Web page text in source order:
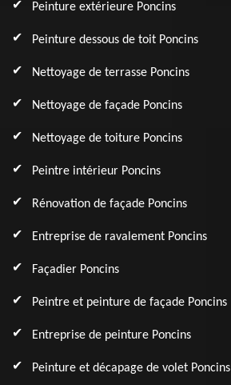
Peinture extérieure Poncins
Peinture dessous de toit Poncins
Nettoyage de terrasse Poncins
Nettoyage de façade Poncins
Nettoyage de toiture Poncins
Peintre intérieur Poncins
Rénovation de façade Poncins
Entreprise de ravalement Poncins
Façadier Poncins
Peintre et peinture de façade Poncins
Entreprise de peinture Poncins
Peinture et décapage de volet Poncins